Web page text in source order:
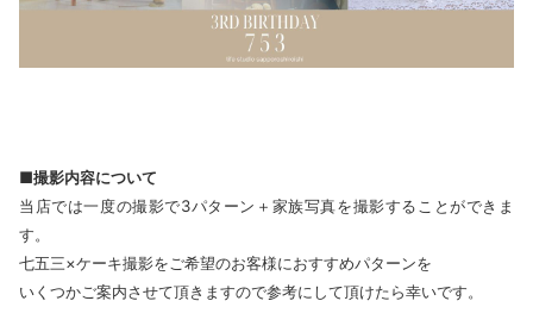
■撮影内容について
当店では一度の撮影で3パターン＋家族写真を撮影することができま
す。
七五三×ケーキ撮影をご希望のお客様におすすめパターンを
いくつかご案内させて頂きますので参考にして頂けたら幸いです。